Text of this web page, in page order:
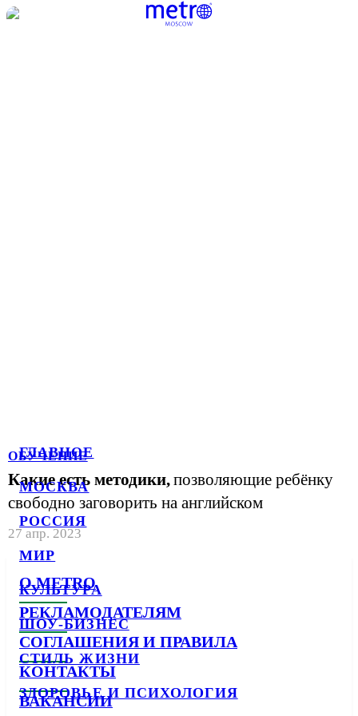
ГЛАВНОЕ
МОСКВА
РОССИЯ
МИР
КУЛЬТУРА
ШОУ-БИЗНЕС
СТИЛЬ ЖИЗНИ
ЗДОРОВЬЕ И ПСИХОЛОГИЯ
ОБУЧЕНИЕ
Какие есть методики,позволяющие ребёнку
свободно заговорить на английском
27 апр. 2023
О METRO
РЕКЛАМОДАТЕЛЯМ
СОГЛАШЕНИЯ И ПРАВИЛА
КОНТАКТЫ
ВАКАНСИИ